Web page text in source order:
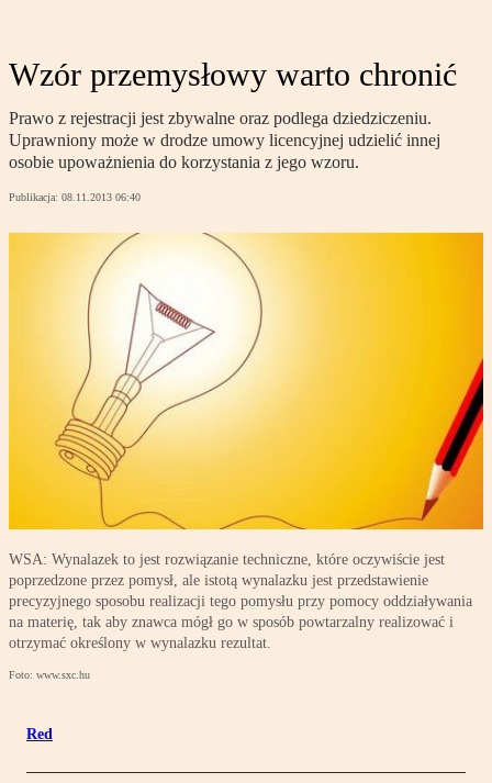
Wzór przemysłowy warto chronić
Prawo z rejestracji jest zbywalne oraz podlega dziedziczeniu.
Uprawniony może w drodze umowy licencyjnej udzielić innej
osobie upoważnienia do korzystania z jego wzoru.
Publikacja: 08.11.2013 06:40
WSA: Wynalazek to jest rozwiązanie techniczne, które oczywiście jest
poprzedzone przez pomysł, ale istotą wynalazku jest przedstawienie
precyzyjnego sposobu realizacji tego pomysłu przy pomocy oddziaływania
na materię, tak aby znawca mógł go w sposób powtarzalny realizować i
otrzymać określony w wynalazku rezultat.
Foto: www.sxc.hu
Red